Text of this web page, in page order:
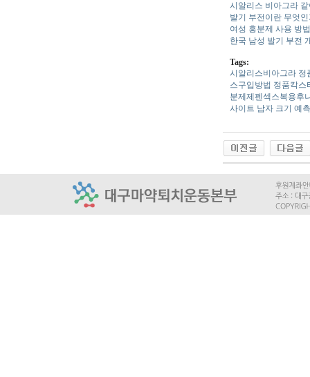
시알리스 비아그라
발기 부전이란 무엇인
여성 흥분제 사용 방
한국 남성 발기 부전
Tags:
시­알리스비­아그라 정
스구입방법 정품칵스
분제제펜섹스복용후
사이트 남자 크기 예측